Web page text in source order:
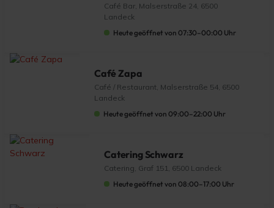
Café Bar, Malserstraße 24, 6500
Landeck
Heute geöffnet von 07:30–00:00 Uhr
Café Zapa
Café / Restaurant, Malserstraße 54, 6500
Landeck
Heute geöffnet von 09:00–22:00 Uhr
Catering Schwarz
Catering, Graf 151, 6500 Landeck
Heute geöffnet von 08:00–17:00 Uhr